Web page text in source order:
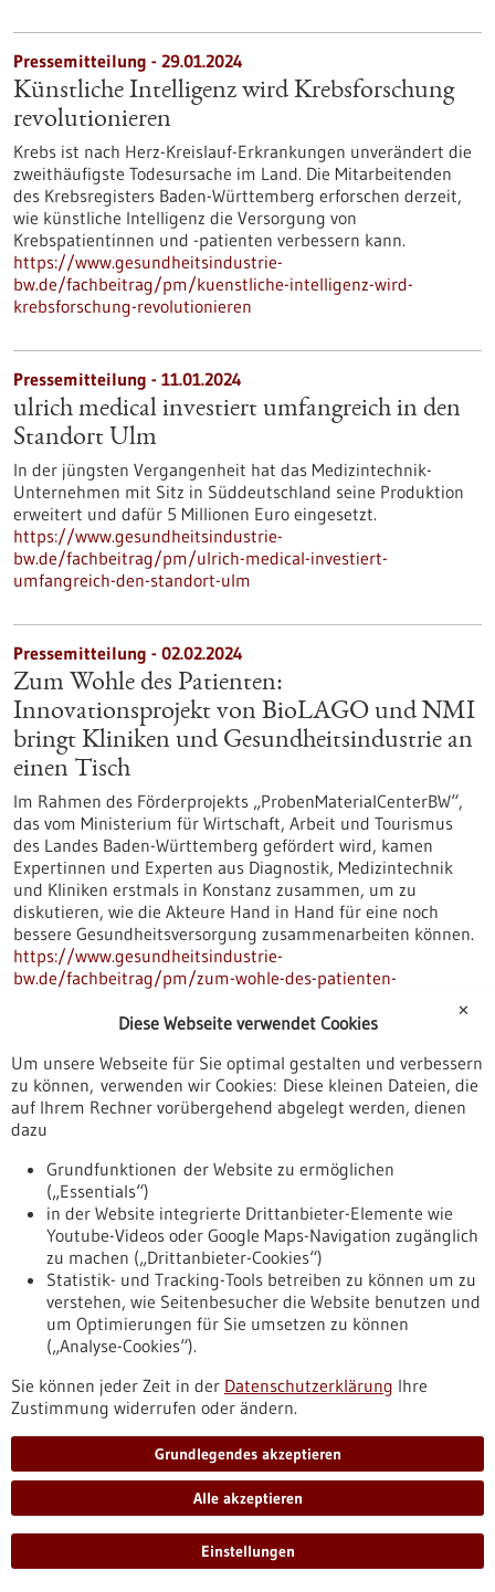
Pressemitteilung - 29.01.2024
Künstliche Intelligenz wird Krebsforschung
revolutionieren
Krebs ist nach Herz-Kreislauf-Erkrankungen unverändert die
zweithäufigste Todesursache im Land. Die Mitarbeitenden
des Krebsregisters Baden-Württemberg erforschen derzeit,
wie künstliche Intelligenz die Versorgung von
Krebspatientinnen und -patienten verbessern kann.
https://www.gesundheitsindustrie-
bw.de/fachbeitrag/pm/kuenstliche-intelligenz-wird-
krebsforschung-revolutionieren
Pressemitteilung - 11.01.2024
ulrich medical investiert umfangreich in den
Standort Ulm
In der jüngsten Vergangenheit hat das Medizintechnik-
Unternehmen mit Sitz in Süddeutschland seine Produktion
erweitert und dafür 5 Millionen Euro eingesetzt.
https://www.gesundheitsindustrie-
bw.de/fachbeitrag/pm/ulrich-medical-investiert-
umfangreich-den-standort-ulm
Pressemitteilung - 02.02.2024
Zum Wohle des Patienten:
Innovationsprojekt von BioLAGO und NMI
bringt Kliniken und Gesundheitsindustrie an
einen Tisch
Im Rahmen des Förderprojekts „ProbenMaterialCenterBW“,
das vom Ministerium für Wirtschaft, Arbeit und Tourismus
des Landes Baden-Württemberg gefördert wird, kamen
Expertinnen und Experten aus Diagnostik, Medizintechnik
und Kliniken erstmals in Konstanz zusammen, um zu
diskutieren, wie die Akteure Hand in Hand für eine noch
bessere Gesundheitsversorgung zusammenarbeiten können.
https://www.gesundheitsindustrie-
bw.de/fachbeitrag/pm/zum-wohle-des-patienten-
innovationsprojekt-von-biolago-und-nmi-bringt-kliniken-und-
gesundheitsindustrie-einen-tisch
Pressemitteilung - 12.02.2024
KI-gestützte Bildanalyse: aussagekräftig nur
Wie gut lösen die Algorithmen, die in der KI-gestützten
Auswertung medizinscher Bilder genutzt werden, ihre
jeweiligen Aufgaben? Das hängt im hohen Maße davon ab,
anhand welcher Messgrößen – Metriken – ihre Leistung
bewertet wird. Ein internationales Konsortium hat das
weltweit verfügbare Wissen über die spezifischen Stärken,
Schwächen und Limitationen der verschiedenen
Validierungs-Metriken zusammengetragen.
https://www.gesundheitsindustrie-
bw.de/fachbeitrag/pm/ki-gestuetzte-bildanalyse-
aussagekraeftig-nur-mit-passender-metrik
Pressemitteilung - 15.02.2024
Die Ausbreitung von Krankheiten
modellieren
InformatikerInnen des Exzellenzclusters Kollektives Verhalten
✕
Diese Webseite verwendet Cookies
Um unsere Webseite für Sie optimal gestalten und verbessern
zu können, verwenden wir Cookies: Diese kleinen Dateien, die
auf Ihrem Rechner vorübergehend abgelegt werden, dienen
dazu
Grundfunktionen der Website zu ermöglichen
(„Essentials“)
in der Website integrierte Drittanbieter-Elemente wie
Youtube-Videos oder Google Maps-Navigation zugänglich
zu machen („Drittanbieter-Cookies“)
Statistik- und Tracking-Tools betreiben zu können um zu
verstehen, wie Seitenbesucher die Website benutzen und
um Optimierungen für Sie umsetzen zu können
(„Analyse-Cookies“).
Sie können jeder Zeit in der Datenschutzerklärung Ihre
Zustimmung widerrufen oder ändern.
Grundlegendes akzeptieren
Alle akzeptieren
Einstellungen